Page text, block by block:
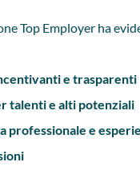
Top Employer ha
e trasparenti
talenti e alti potenziali
professionale e